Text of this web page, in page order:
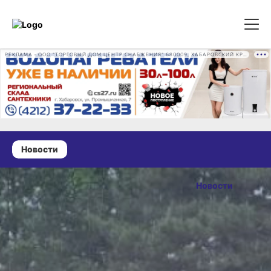
Новости
18 июня 2025 г., 12:28
Ремонт
дороги в селе
Князе-
Волконское
Хабаровского
Новости
ОПУБЛИКОВАНО
18 июня 2025 г., 12:28